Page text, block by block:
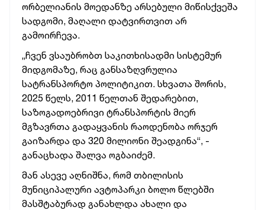
ორბელიანის მოედანზე არსებული მიწისქვეშა
სადგომი, მაღალი დატვირთვით არ
გამოირჩევა.
„ჩვენ ვსაუბრობთ საკითხისადმი სისტემურ
მიდგომაზე, რაც განსაზღვრულია
სატრანსპორტო პოლიტიკით. სხვათა შორის,
2025 წელს, 2011 წელთან შედარებით,
საზოგადოებრივი ტრანსპორტის მიერ
მგზავრთა გადაყვანის რაოდენობა ორჯერ
გაიზარდა და 320 მილიონი შეადგინა“, -
განაცხადა შალვა ოგბაიძემ.
მან ასევე აღნიშნა, რომ თბილისის
მუნიციპალური ავტოპარკი ბოლო წლებში
მასშტაბურად განახლდა ახალი და